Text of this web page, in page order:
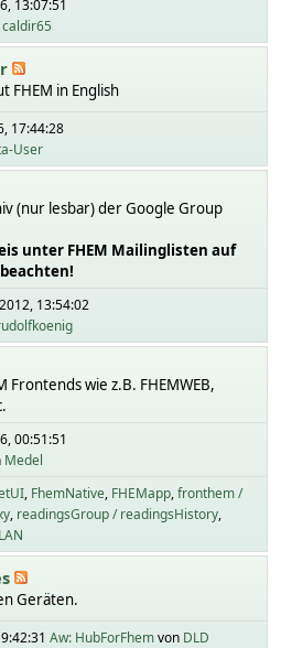
13:07:51
caldir65
FHEM in English
17:44:28
User
(nur lesbar) der Google Group
unter FHEM Mailinglisten auf
13:54:02
Frontends wie z.B. FHEMWEB,
00:51:51
Medel
FhemNative FHEMapp fronthem /
readingsGroup / readingsHistory
Geräten.
Aw: HubForFhemvon DLD